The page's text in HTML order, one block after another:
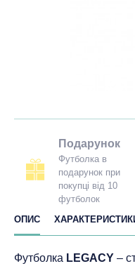
Подарунок
Футболка в
подарунок при
покупці від 10
футболок
ОПИС
Футболка LEGACY –